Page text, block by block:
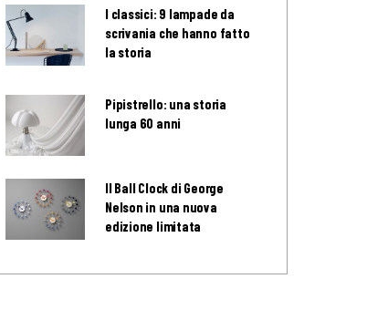
I classici: 9 lampade da
scrivania che hanno fatto
la storia
Pipistrello: una storia
lunga 60 anni
Il Ball Clock di George
Nelson in una nuova
edizione limitata